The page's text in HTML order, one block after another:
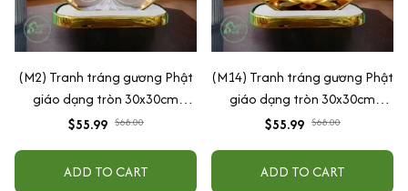
(M2) Tranh tráng gương Phật
giáo dạng tròn 30x30cm
(Tặng đế để bàn)
$55.99 $68.00
ADD TO CART
(M14) Tranh tráng gương Phật
giáo dạng tròn 30x30cm
(Tặng đế để bàn)
$55.99 $68.00
ADD TO CART